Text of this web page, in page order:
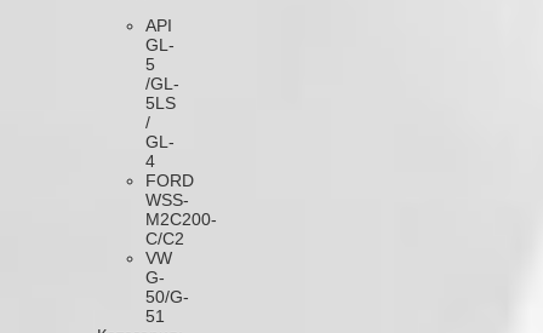
API
GL-
5
/GL-
5LS
/
GL-
4
FORD
WSS-
M2C200-
C/C2
VW
G-
50/G-
51